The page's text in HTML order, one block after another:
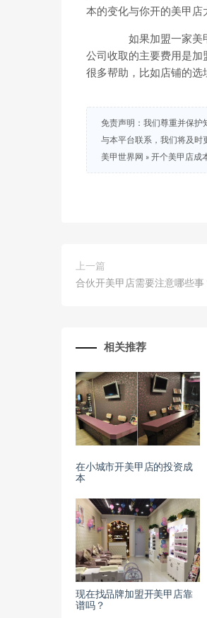
本的变化与你开的美甲店
如果加盟一家美甲
公司收取的主要费用是加
很多帮助，比如店铺的选
免责声明：我们尊重并保护
与本平台联系，我们将及时
美甲世界网 » 开个美甲店成
上一篇
合伙开美甲店需要注意哪些事
相关推荐
在小城市开美甲店的投资成
本
现在找品牌加盟开美甲店靠
谱吗？